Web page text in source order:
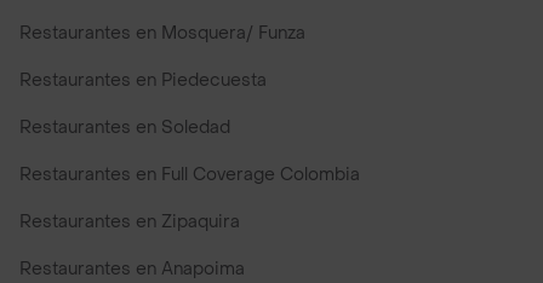
Restaurantes en Mosquera/ Funza
Restaurantes en Piedecuesta
Restaurantes en Soledad
Restaurantes en Full Coverage Colombia
Restaurantes en Zipaquira
Restaurantes en Anapoima